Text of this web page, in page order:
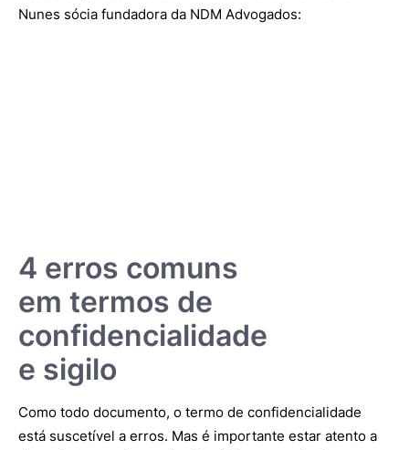
Nunes sócia fundadora da NDM Advogados:
4 erros comuns
em termos de
confidencialidade
e sigilo
Como todo documento, o termo de confidencialidade
está suscetível a erros. Mas é importante estar atento a